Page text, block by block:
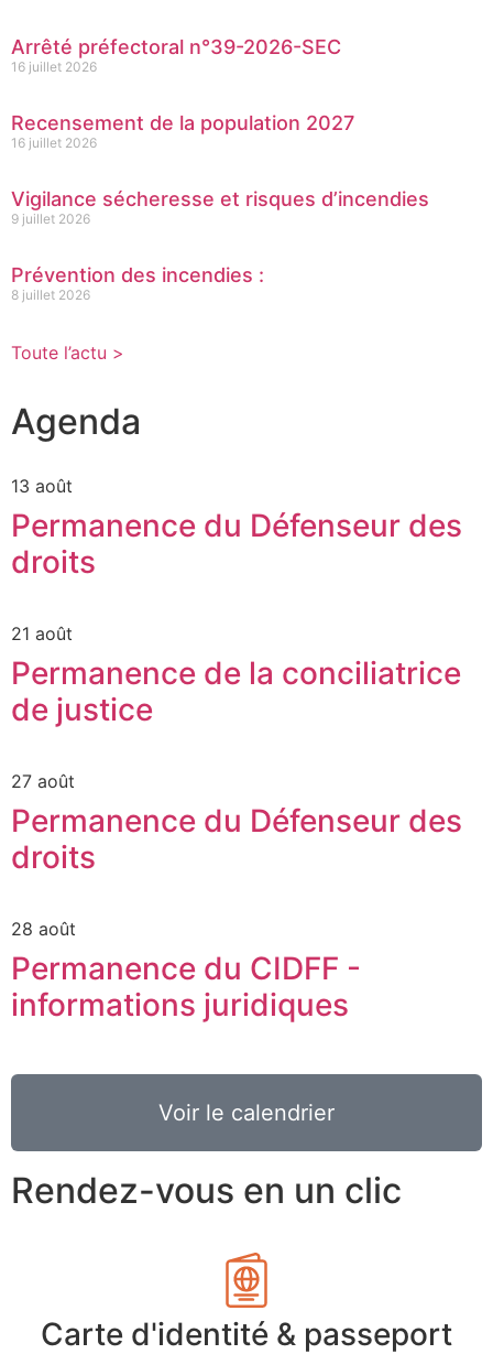
Arrêté préfectoral n°39-2026-SEC
16 juillet 2026
Recensement de la population 2027
16 juillet 2026
Vigilance sécheresse et risques d’incendies
9 juillet 2026
Prévention des incendies :
8 juillet 2026
Toute l’actu >
Agenda
13 août
Permanence du Défenseur des
droits
21 août
Permanence de la conciliatrice
de justice
27 août
Permanence du Défenseur des
droits
28 août
Permanence du CIDFF -
informations juridiques
Voir le calendrier
Rendez-vous en un clic
Carte d'identité & passeport